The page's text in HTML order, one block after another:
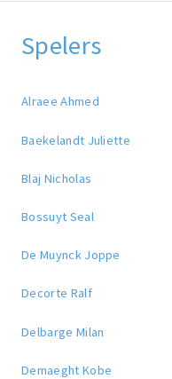
Spelers
Alraee Ahmed
Baekelandt Juliette
Blaj Nicholas
Bossuyt Seal
De Muynck Joppe
Decorte Ralf
Delbarge Milan
Demaeght Kobe